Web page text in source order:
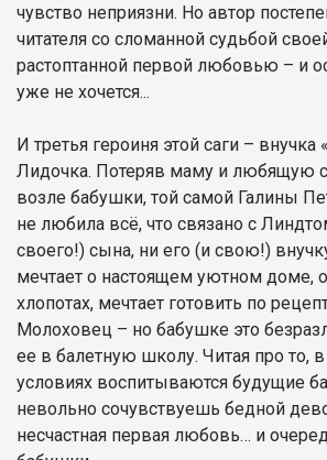
чувство неприязни. Но автор
читателя со сломанной судьбой
растоптанной первой любовью – и
уже не хочется...
И третья героиня этой саги – внучка
Лидочка. Потеряв маму и любящую
возле бабушки, той самой Галины
не любила всё, что связано с
своего!) сына, ни его (и свою!)
мечтает о настоящем уютном доме,
хлопотах, мечтает готовить по
Молоховец – но бабушке это
ее в балетную школу. Читая про то,
условиях воспитываются будущие
невольно сочувствуешь бедной
несчастная первая любовь… и